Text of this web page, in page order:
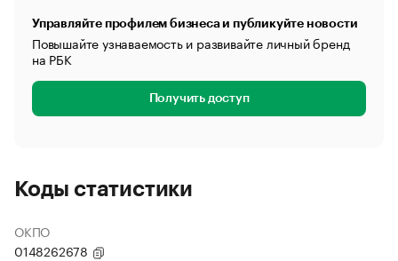
Управляйте профилем бизнеса и публикуйте новости
Повышайте узнаваемость и развивайте личный бренд
на РБК
Получить доступ
Коды статистики
ОКПО
0148262678